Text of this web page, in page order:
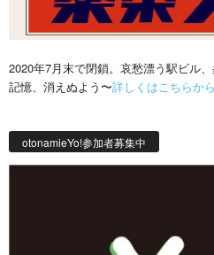
2020年7月末で閉鎖。哀愁漂う駅ビル
記憶、消えぬよう〜詳しくはこちらから
otonamieYo!参加者募集中